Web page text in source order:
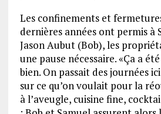
Les confinements et
dernières années ont permis à
Jason Aubut (Bob), les
une pause nécessaire. «Ça a
bien. On passait des journées
sur ce qu’on voulait pour la
à l’aveugle, cuisine fine,